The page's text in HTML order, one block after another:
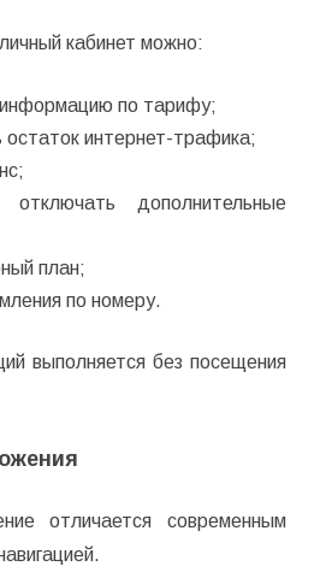
кабинет можно:
по тарифу;
остаток интернет-трафика;
дополнительные
план;
по номеру.
выполняется без посещения
отличается современным